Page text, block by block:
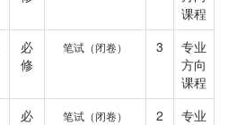
课程
必
修
笔试（闭卷） 3
专业
方向
课程
必
笔试（闭卷） 2
专业